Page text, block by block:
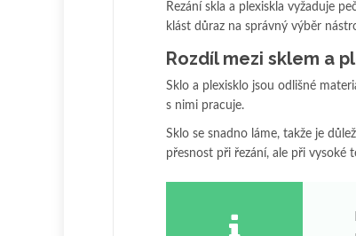
Řezání skla a plexiskla vyžaduje
klást důraz na správný výběr
Rozdíl mezi sklem a
Sklo a plexisklo jsou odlišné
s nimi pracuje.
Sklo se snadno láme, takže je
přesnost při řezání, ale při vysoké